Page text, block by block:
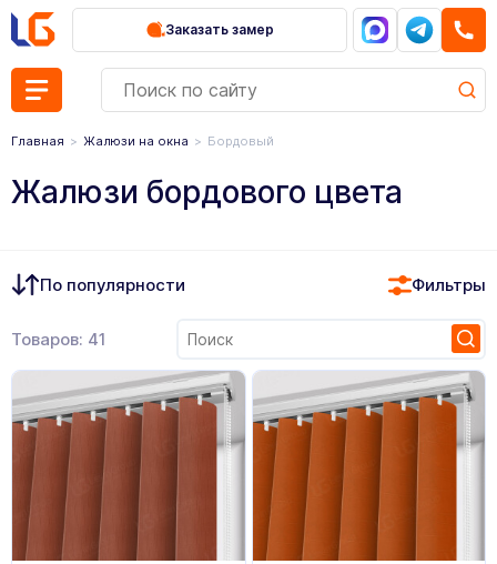
Заказать замер
Главная Жалюзи на окна Бордовый
Жалюзи бордового цвета
По популярности Фильтры
Товаров: 41